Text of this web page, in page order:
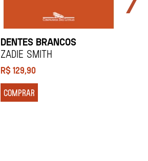
DENTES BRANCOS
Zadie Smith
R$129,90
COMPRAR